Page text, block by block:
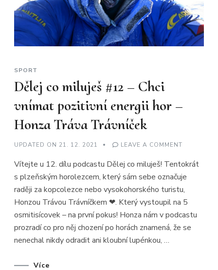
SPORT
Dělej co miluješ #12 – Chci
vnímat pozitivní energii hor –
Honza Tráva Trávníček
UPDATED ON 21. 12. 2021 LEAVE A COMMENT
MILUJEŠ
–
VNÍMAT
POZITIVNÍ
ENERGII
HOR
–
HONZA
Vítejte u 12. dílu podcastu Dělej co miluješ! Tentokrát
s plzeňským horolezcem, který sám sebe označuje
raději za kopcolezce nebo vysokohorského turistu,
Honzou Trávou Trávníčkem ❤. Který vystoupil na 5
osmitisícovek – na první pokus! Honza nám v podcastu
prozradí co pro něj chození po horách znamená, že se
nenechal nikdy odradit ani kloubní lupénkou, …
Více